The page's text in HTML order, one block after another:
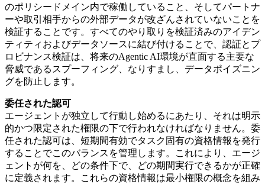
のポリシードメイン内で稼働していること、そしてパートナ
ーや取引相手からの外部データが改ざんされていないことを
検証することです。すべてのやり取りを検証済みのアイデン
ティティおよびデータソースに結び付けることで、認証とプ
ロビナンス検証は、将来のAgentic AI環境が直面する主要な
脅威であるスプーフィング、なりすまし、データポイズニン
グを防止します。
委任された認可
エージェントが独立して行動し始めるにあたり、それは明示
的かつ限定された権限の下で行われなければなりません。委
任された認可は、短期間有効でタスク固有の資格情報を発行
することでこのバランスを管理します。これにより、エージ
ェントが何を、どの条件下で、どの期間実行できるかが正確
に定義されます。これらの資格情報は最小権限の概念を組み